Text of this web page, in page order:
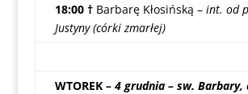
18:00 † Barbarę Kłosińską – int. od
Justyny (córki zmarłej)
WTOREK – 4 grudnia – sw. Barbary,